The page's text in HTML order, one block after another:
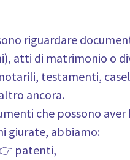
riguardare
atti di matrimonio o
testamenti,
ancora.
che possono aver
giurate, abbiamo:
patenti,